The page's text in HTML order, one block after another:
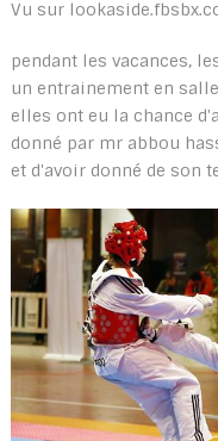
Vu sur
pendant les vacances,
un entrainement en
elles ont eu la chance
donné par mr abbou
et d'avoir donné de son